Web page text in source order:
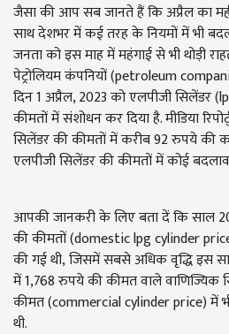
जैसा की आप सब जानते हैं कि अप्रैल का
साथ देशभर में कई तरह के नियमों में भी
जनता को इस माह में महंगाई से भी थोड़ी
पेट्रोलियम कंपनियों(petroleum
दिन 1 अप्रैल, 2023 को एलपीजी सिलेंडर
कीमतों में संशोधन कर दिया है. मीडिया
सिलेंडर की कीमतों में करीब 92 रुपये की
एलपीजी सिलेंडर की कीमतों में कोई
आपकी जानकरी के लिए बता दें कि साल
की कीमतों(domestic lpg cylinder
की गई थी,जिसमें सबसे अधिक वृद्धि इस
में 1,768 रुपये की कीमत वाले वाणिज्यिक
कीमत(commercial cylinder price)में
थी.